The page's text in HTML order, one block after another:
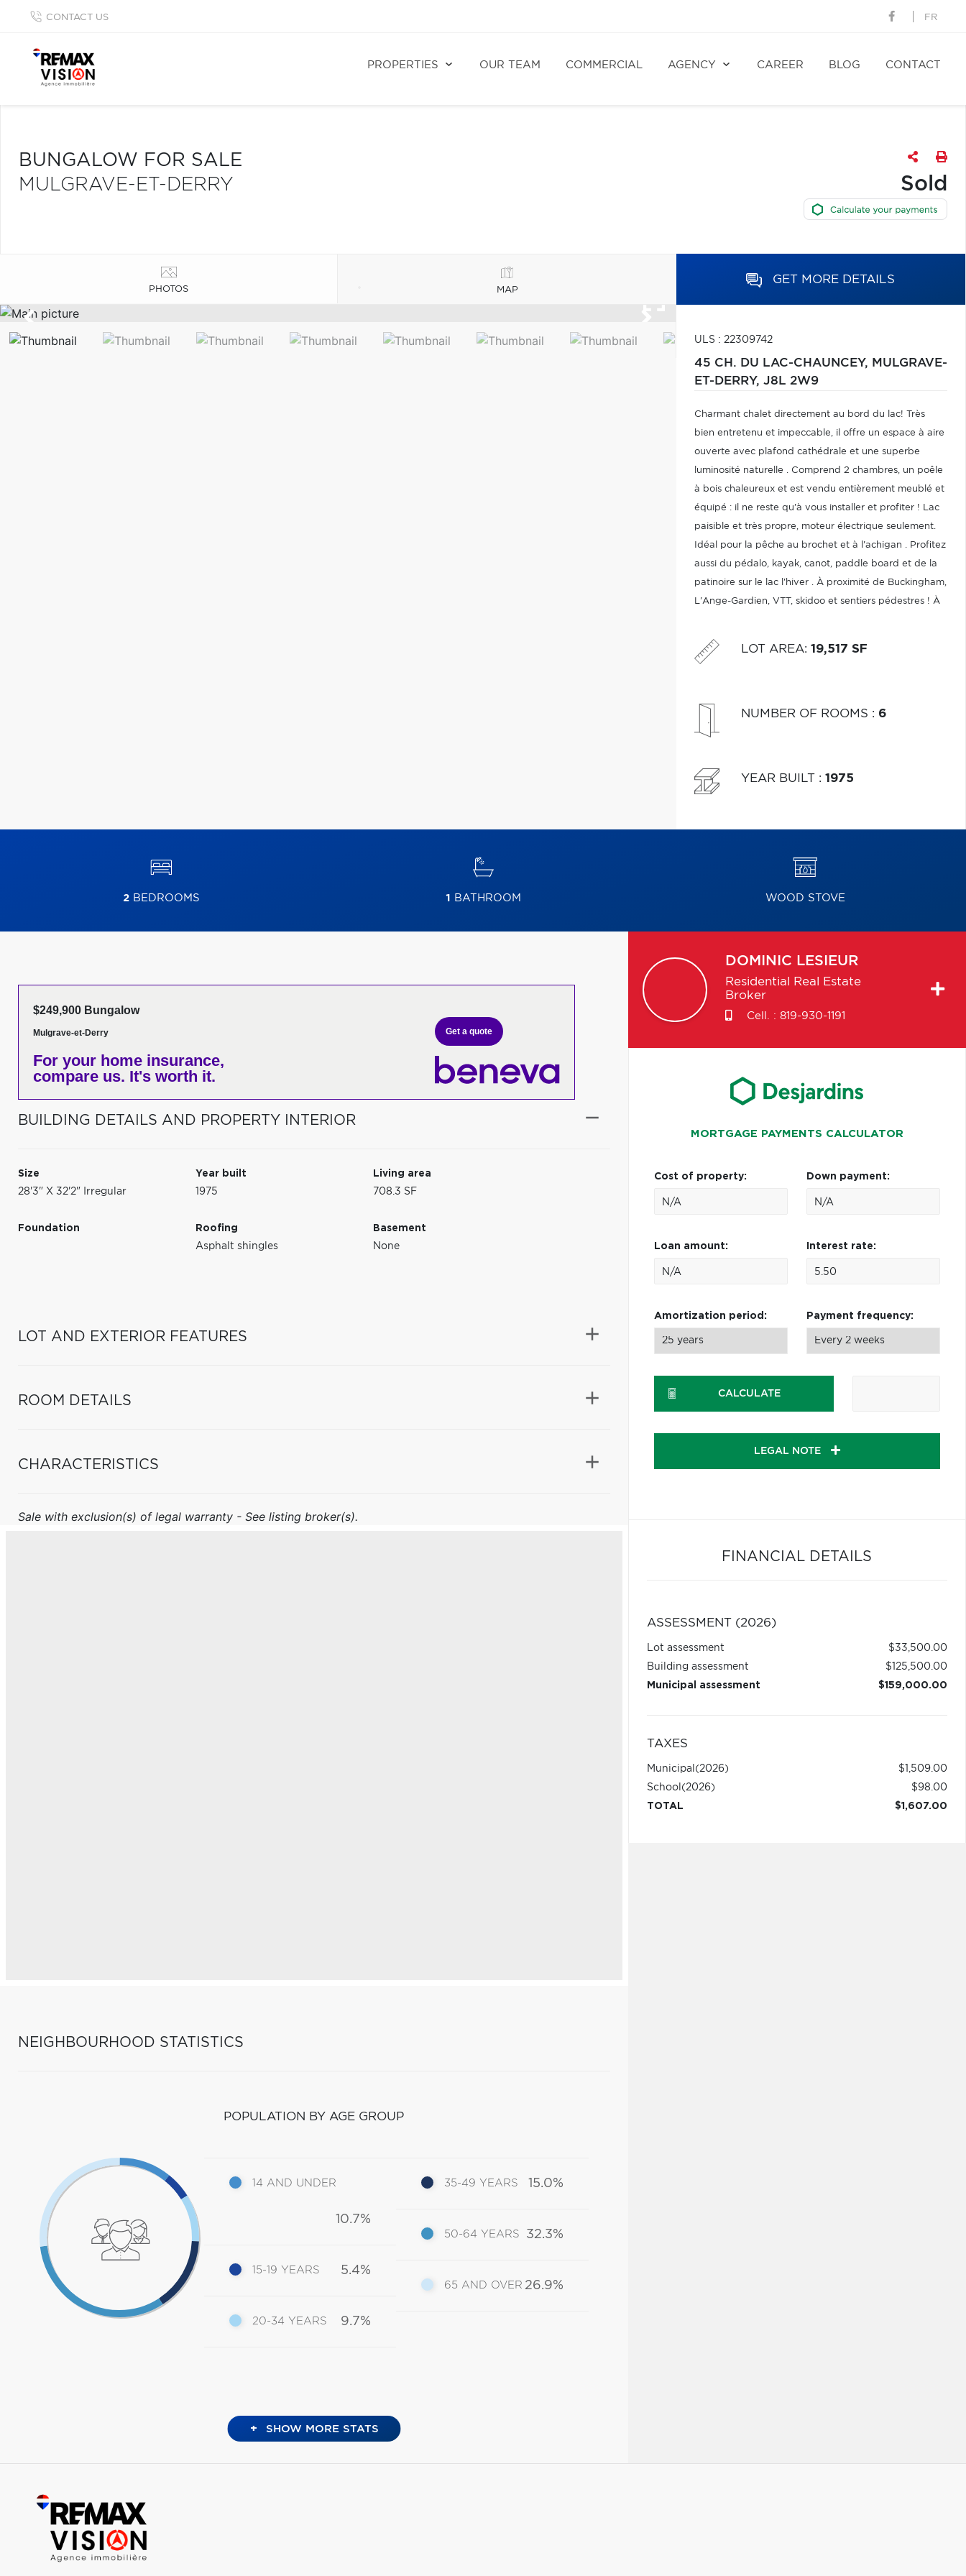
CONTACT US FR
PROPERTIES OUR TEAM COMMERCIAL AGENCY CAREER BLOG CONTACT
BUNGALOW FOR SALE
MULGRAVE-ET-DERRY
Sold
PHOTOS MAP
GET MORE DETAILS
ULS : 22309742
45 CH. DU LAC-CHAUNCEY, MULGRAVE-
ET-DERRY, J8L 2W9
Charmant chalet directement au bord du lac! Très
bien entretenu et impeccable, il offre un espace à aire
ouverte avec plafond cathédrale et une superbe
luminosité naturelle . Comprend 2 chambres, un poêle
à bois chaleureux et est vendu entièrement meublé et
équipé : il ne reste qu'à vous installer et profiter ! Lac
paisible et très propre, moteur électrique seulement.
Idéal pour la pêche au brochet et à l'achigan . Profitez
aussi du pédalo, kayak, canot, paddle board et de la
patinoire sur le lac l'hiver . À proximité de Buckingham,
L'Ange-Gardien, VTT, skidoo et sentiers pédestres ! À
LOT AREA: 19,517 SF
NUMBER OF ROOMS : 6
YEAR BUILT : 1975
2BEDROOMS 1 BATHROOM WOOD STOVE
$249,900 Bungalow
Mulgrave-et-Derry
For your home insurance,
compare us. It's worth it.
Get a quote
BUILDING DETAILS AND PROPERTY INTERIOR
Size
28'3" X 32'2" Irregular
Year built
1975
Living area
708.3 SF
Foundation
Roofing
Asphalt shingles
Basement
None
LOT AND EXTERIOR FEATURES
ROOM DETAILS
CHARACTERISTICS
Sale with exclusion(s) of legal warranty - See listing broker(s).
NEIGHBOURHOOD STATISTICS
POPULATION BY AGE GROUP
14 AND UNDER
10.7%
15-19 YEARS 5.4%
20-34 YEARS 9.7%
35-49 YEARS 15.0%
50-64 YEARS 32.3%
65 AND OVER 26.9%
+ SHOW MORE STATS
DOMINIC LESIEUR
Residential Real Estate
Broker
Cell. : 819-930-1191
MORTGAGE PAYMENTS CALCULATOR
Cost of property: Down payment:
Loan amount: Interest rate:
Amortization period: Payment frequency:
CALCULATE
LEGAL NOTE
FINANCIAL DETAILS
ASSESSMENT (2026)
Lot assessment
$33,500.00
Building assessment
$125,500.00
Municipal assessment
$159,000.00
TAXES
Municipal (2026)
$1,509.00
School (2026)
$98.00
TOTAL
$1,607.00